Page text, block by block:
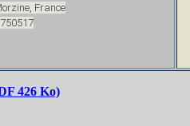
France
426 Ko)